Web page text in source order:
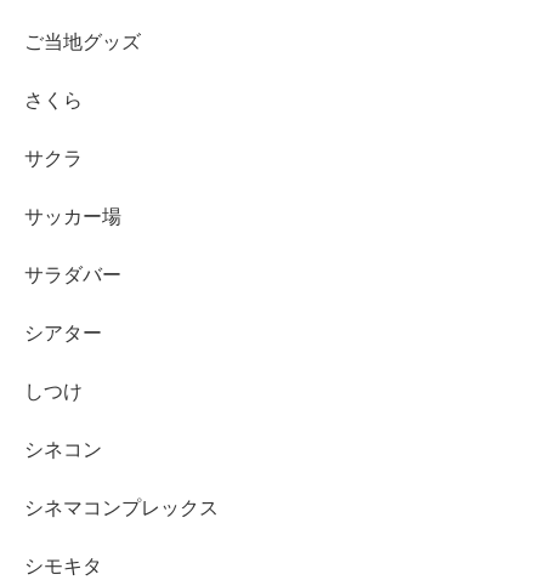
ご当地グッズ
さくら
サクラ
サッカー場
サラダバー
シアター
しつけ
シネコン
シネマコンプレックス
シモキタ